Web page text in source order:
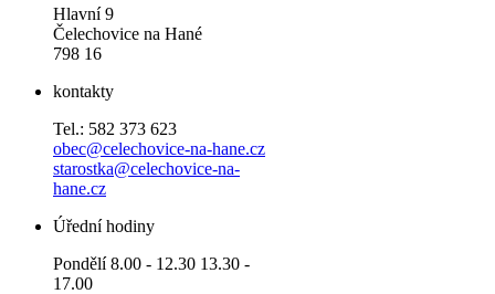
Hlavní 9
Čelechovice na Hané
798 16
kontakty
Tel.: 582 373 623
obec@celechovice-na-hane.cz
starostka@celechovice-na-
hane.cz
Úřední hodiny
Pondělí 8.00 - 12.30 13.30 -
17.00